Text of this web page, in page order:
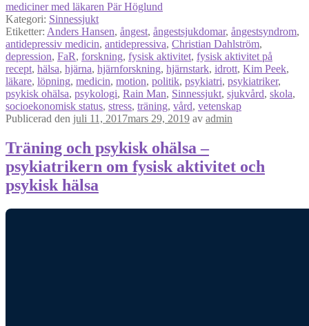
mediciner med läkaren Pär Höglund
Kategori: Sinnessjukt
Etiketter: Anders Hansen, ångest, ångestsjukdomar, ångestsyndrom,
antidepressiv medicin, antidepressiva, Christian Dahlström,
depression, FaR, forskning, fysisk aktivitet, fysisk aktivitet på
recept, hälsa, hjärna, hjärnforskning, hjärnstark, idrott, Kim Peek,
läkare, löpning, medicin, motion, politik, psykiatri, psykiatriker,
psykisk ohälsa, psykologi, Rain Man, Sinnessjukt, sjukvård, skola,
socioekonomisk status, stress, träning, vård, vetenskap
Publicerad den juli 11, 2017mars 29, 2019 av admin
Träning och psykisk ohälsa –
psykiatrikern om fysisk aktivitet och
psykisk hälsa